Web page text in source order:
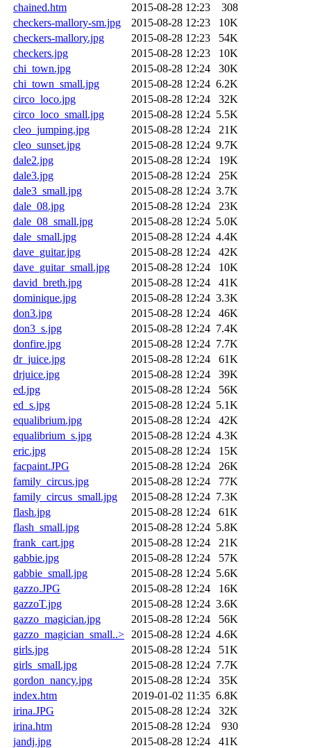
chained.htm
2015-08-28 12:23
308
checkers-mallory-sm.jpg
2015-08-28 12:23
10K
checkers-mallory.jpg
2015-08-28 12:23
54K
checkers.jpg
2015-08-28 12:23
10K
chi_town.jpg
2015-08-28 12:24
30K
chi_town_small.jpg
2015-08-28 12:24 6.2K
circo_loco.jpg
2015-08-28 12:24
32K
circo_loco_small.jpg
2015-08-28 12:24 5.5K
cleo_jumping.jpg
2015-08-28 12:24
21K
cleo_sunset.jpg
2015-08-28 12:24 9.7K
dale2.jpg
2015-08-28 12:24
19K
dale3.jpg
2015-08-28 12:24
25K
dale3_small.jpg
2015-08-28 12:24 3.7K
dale_08.jpg
2015-08-28 12:24
23K
dale_08_small.jpg
2015-08-28 12:24 5.0K
dale_small.jpg
2015-08-28 12:24 4.4K
dave_guitar.jpg
2015-08-28 12:24
42K
dave_guitar_small.jpg
2015-08-28 12:24
10K
david_breth.jpg
2015-08-28 12:24
41K
dominique.jpg
2015-08-28 12:24 3.3K
don3.jpg
2015-08-28 12:24
46K
don3_s.jpg
2015-08-28 12:24 7.4K
donfire.jpg
2015-08-28 12:24 7.7K
dr_juice.jpg
2015-08-28 12:24
61K
drjuice.jpg
2015-08-28 12:24
39K
ed.jpg
2015-08-28 12:24
56K
ed_s.jpg
2015-08-28 12:24 5.1K
equalibrium.jpg
2015-08-28 12:24
42K
equalibrium_s.jpg
2015-08-28 12:24 4.3K
eric.jpg
2015-08-28 12:24
15K
facpaint.JPG
2015-08-28 12:24
26K
family_circus.jpg
2015-08-28 12:24
77K
family_circus_small.jpg
2015-08-28 12:24 7.3K
flash.jpg
2015-08-28 12:24
61K
flash_small.jpg
2015-08-28 12:24 5.8K
frank_cart.jpg
2015-08-28 12:24
21K
gabbie.jpg
2015-08-28 12:24
57K
gabbie_small.jpg
2015-08-28 12:24 5.6K
gazzo.JPG
2015-08-28 12:24
16K
gazzoT.jpg
2015-08-28 12:24 3.6K
gazzo_magician.jpg
2015-08-28 12:24
56K
gazzo_magician_small..>
2015-08-28 12:24 4.6K
girls.jpg
2015-08-28 12:24
51K
girls_small.jpg
2015-08-28 12:24 7.7K
gordon_nancy.jpg
2015-08-28 12:24
35K
index.htm
2019-01-02 11:35 6.8K
irina.JPG
2015-08-28 12:24
32K
irina.htm
2015-08-28 12:24
930
jandj.jpg
2015-08-28 12:24
41K